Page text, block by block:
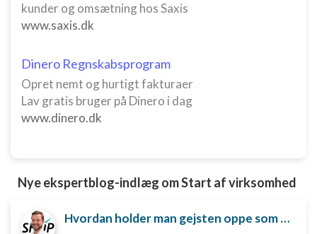
kunder og omsætning hos Saxis
www.saxis.dk
Dinero Regnskabsprogram
Opret nemt og hurtigt fakturaer
Lav gratis bruger på Dinero i dag
www.dinero.dk
Nye ekspertblog-indlæg om Start af virksomhed
Hvordan holder man gejsten oppe som ny iværksætter?
Bruge præcise geografiske
placeringsoplysninger
anmodede oplysninger
Ikke-IAB-behandlingsformål:
Nødvendig